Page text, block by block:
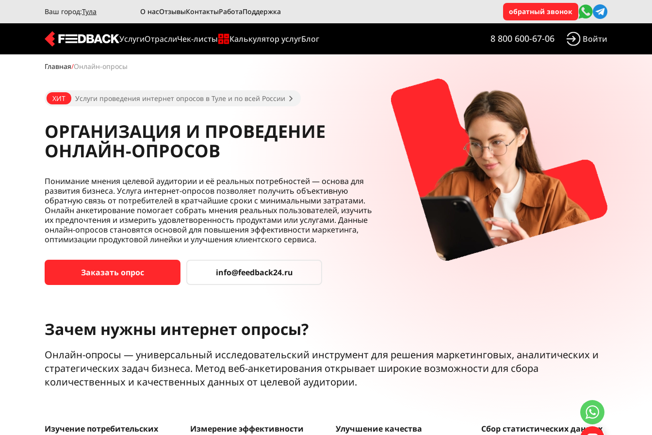
Ваш город:Тула О насОтзывыКонтактыРаботаПоддержка обратный звонок
УслугиОтраслиЧек-листы Калькулятор услугБлог 8 800 600-67-06 Войти
Главная/Онлайн-опросы
ХИТ Услуги проведения интернет опросов в Туле и по всей России
ОРГАНИЗАЦИЯ И ПРОВЕДЕНИЕ
ОНЛАЙН-ОПРОСОВ
Понимание мнения целевой аудитории и её реальных потребностей — основа для
развития бизнеса. Услуга интернет-опросов позволяет получить объективную
обратную связь от потребителей в кратчайшие сроки с минимальными затратами.
Онлайн анкетирование помогает собрать мнения реальных пользователей, изучить
их предпочтения и измерить удовлетворенность продуктами или услугами. Данные
онлайн-опросов становятся основой для повышения эффективности маркетинга,
оптимизации продуктовой линейки и улучшения клиентского сервиса.
Заказать опрос info@feedback24.ru
Зачем нужны интернет опросы?
Онлайн-опросы — универсальный исследовательский инструмент для решения маркетинговых, аналитических и
стратегических задач бизнеса. Метод веб-анкетирования открывает широкие возможности для сбора
количественных и качественных данных от целевой аудитории.
Изучение потребительских Измерение эффективности Улучшение качества Сбор статистических данных